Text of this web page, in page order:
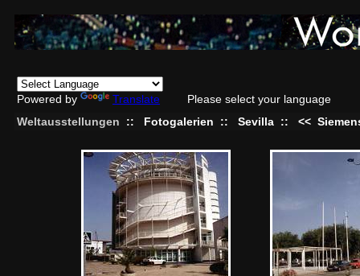
Powered by Translate
Please select your language
Weltausstellungen
:: Fotogalerien :: Sevilla :: <<